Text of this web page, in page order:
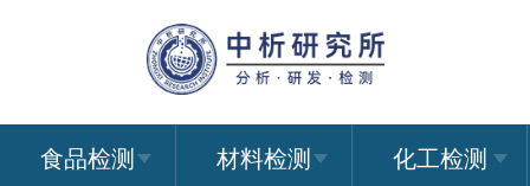
食品检测 材料检测 化工检测